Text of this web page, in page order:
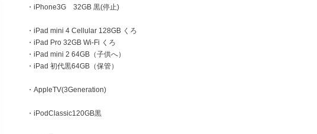
・iPhone3G 32GB 黒(停止)
・iPad mini 4 Cellular 128GB くろ
・iPad Pro 32GB Wi-Fi くろ
・iPad mini 2 64GB（子供へ）
・iPad 初代黒64GB（保管）
・AppleTV(3Generation)
・iPodClassic120GB黒